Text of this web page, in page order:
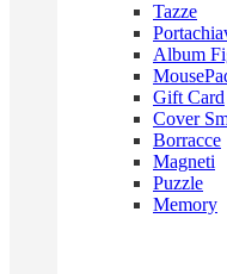
Tazze
Album
Gift Card
Cover
Borracce
Magneti
Puzzle
Memory